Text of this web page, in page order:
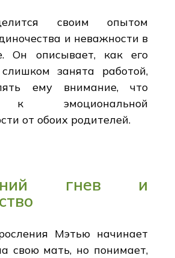
своим опытом
и неважности в
Он описывает, как его
занята работой,
ему внимание, что
к эмоциональной
от обоих родителей.
гнев и
Мэтью начинает
свою мать, но понимает,